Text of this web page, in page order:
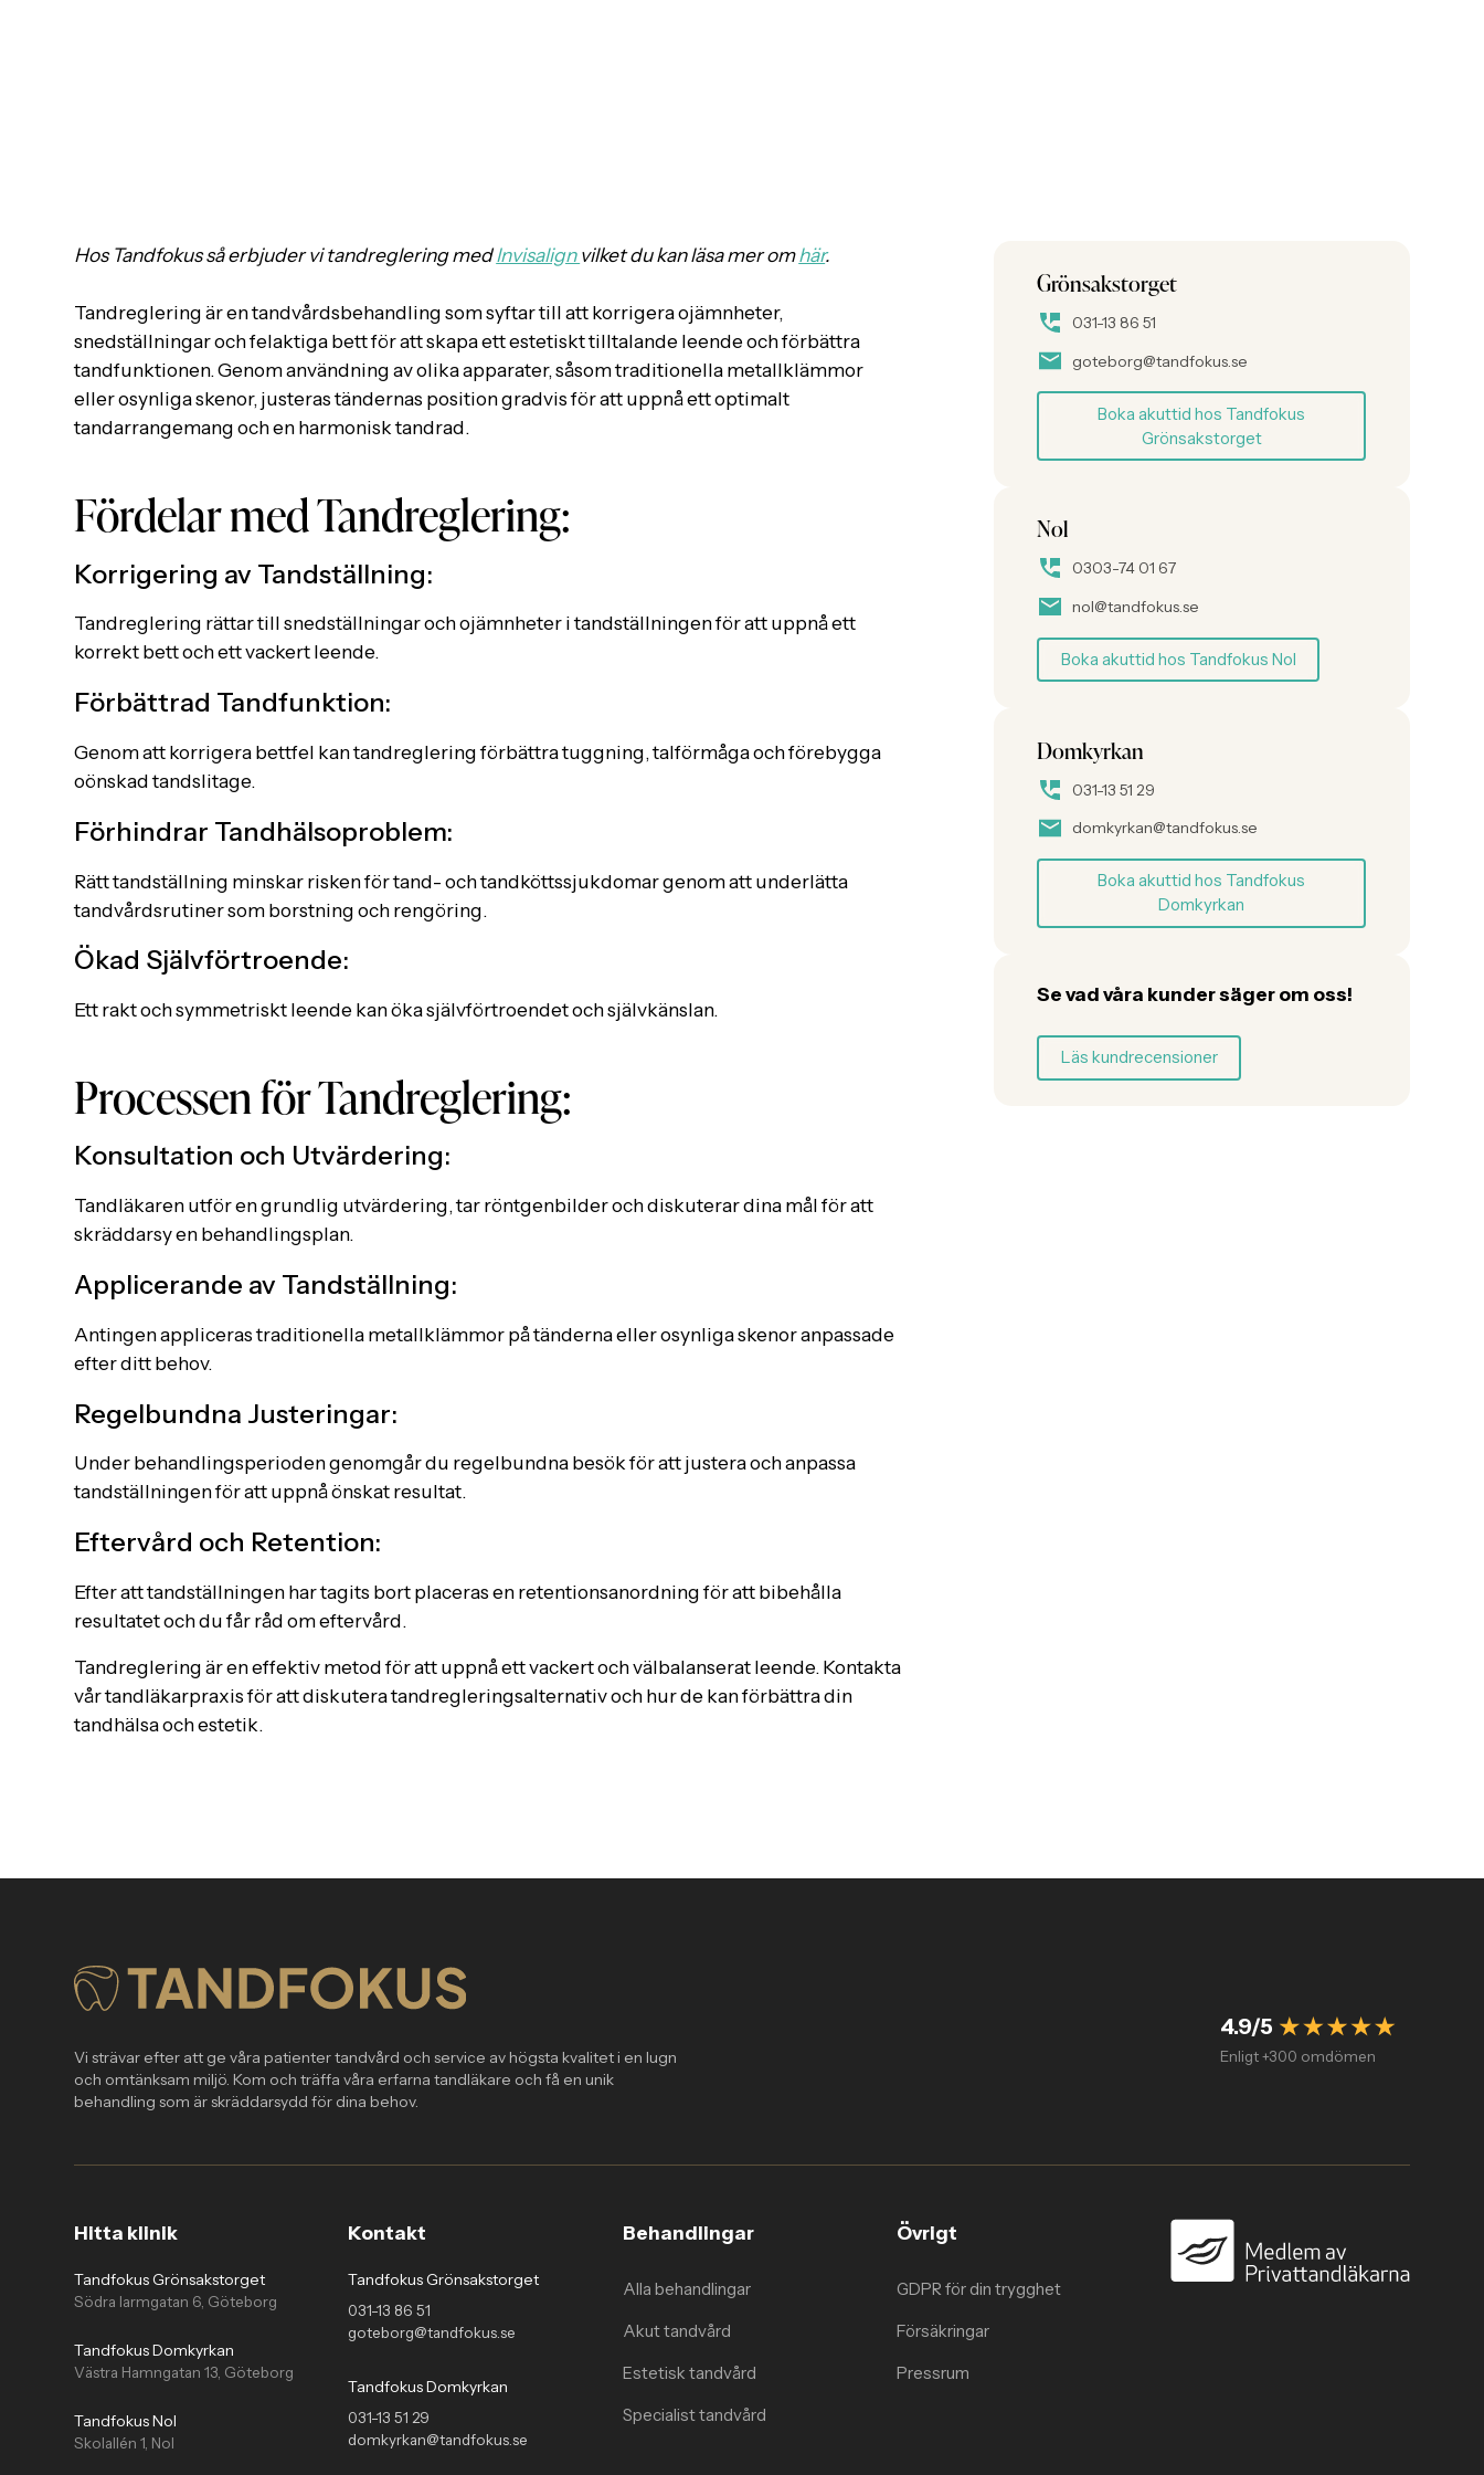
Hos Tandfokus så erbjuder vi tandreglering medInvisalignvilket du kan läsa mer omhär.
Tandreglering är en tandvårdsbehandling som syftar till att korrigera ojämnheter,
snedställningar och felaktiga bett för att skapa ett estetiskt tilltalande leende och förbättra
tandfunktionen. Genom användning av olika apparater, såsom traditionella metallklämmor
eller osynliga skenor, justeras tändernas position gradvis för att uppnå ett optimalt
tandarrangemang och en harmonisk tandrad.
Fördelar med Tandreglering:
Korrigering av Tandställning:
Tandreglering rättar till snedställningar och ojämnheter i tandställningen för att uppnå ett
korrekt bett och ett vackert leende.
Förbättrad Tandfunktion:
Genom att korrigera bettfel kan tandreglering förbättra tuggning, talförmåga och förebygga
oönskad tandslitage.
Förhindrar Tandhälsoproblem:
Rätt tandställning minskar risken för tand- och tandköttssjukdomar genom att underlätta
tandvårdsrutiner som borstning och rengöring.
Ökad Självförtroende:
Ett rakt och symmetriskt leende kan öka självförtroendet och självkänslan.
Processen för Tandreglering:
Konsultation och Utvärdering:
Tandläkaren utför en grundlig utvärdering, tar röntgenbilder och diskuterar dina mål för att
skräddarsy en behandlingsplan.
Applicerande av Tandställning:
Antingen appliceras traditionella metallklämmor på tänderna eller osynliga skenor anpassade
efter ditt behov.
Regelbundna Justeringar:
Under behandlingsperioden genomgår du regelbundna besök för att justera och anpassa
tandställningen för att uppnå önskat resultat.
Eftervård och Retention:
Efter att tandställningen har tagits bort placeras en retentionsanordning för att bibehålla
resultatet och du får råd om eftervård.
Tandreglering är en effektiv metod för att uppnå ett vackert och välbalanserat leende. Kontakta
vår tandläkarpraxis för att diskutera tandregleringsalternativ och hur de kan förbättra din
tandhälsa och estetik.
Grönsakstorget
031-13 86 51
goteborg@tandfokus.se
Boka akuttid hos Tandfokus
Grönsakstorget
Nol
0303-74 01 67
nol@tandfokus.se
Boka akuttid hos Tandfokus Nol
Domkyrkan
031-13 51 29
domkyrkan@tandfokus.se
Boka akuttid hos Tandfokus
Domkyrkan
Se vad våra kunder säger om oss!
Läs kundrecensioner
Vi strävar efter att ge våra patienter tandvård och service av högsta kvalitet i en lugn
och omtänksam miljö. Kom och träffa våra erfarna tandläkare och få en unik
behandling som är skräddarsydd för dina behov.
4.9/5
Enligt +300 omdömen
Hitta klinik
Tandfokus Grönsakstorget
Södra larmgatan 6, Göteborg
Tandfokus Domkyrkan
Västra Hamngatan 13, Göteborg
Tandfokus Nol
Skolallén 1, Nol
Kontakt
Tandfokus Grönsakstorget
goteborg@tandfokus.se
031-13 86 51
Tandfokus Domkyrkan
domkyrkan@tandfokus.se
031-13 51 29
Behandlingar
Alla behandlingar
Akut tandvård
Estetisk tandvård
Specialist tandvård
Övrigt
GDPR för din trygghet
Försäkringar
Pressrum